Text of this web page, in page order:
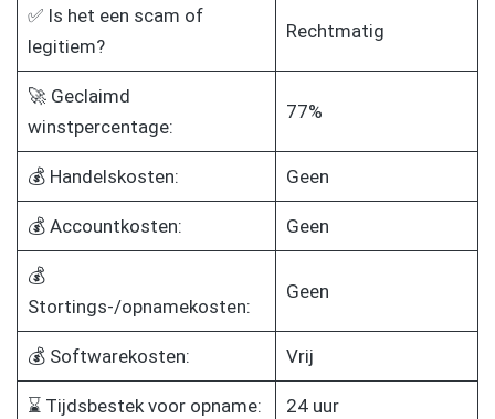
✅ Is het een scam of
legitiem?
Rechtmatig
🚀 Geclaimd
winstpercentage:
77%
💰 Handelskosten: Geen
💰 Accountkosten: Geen
💰
Stortings-/opnamekosten:
Geen
💰 Softwarekosten: Vrij
⌛ Tijdsbestek voor opname: 24 uur